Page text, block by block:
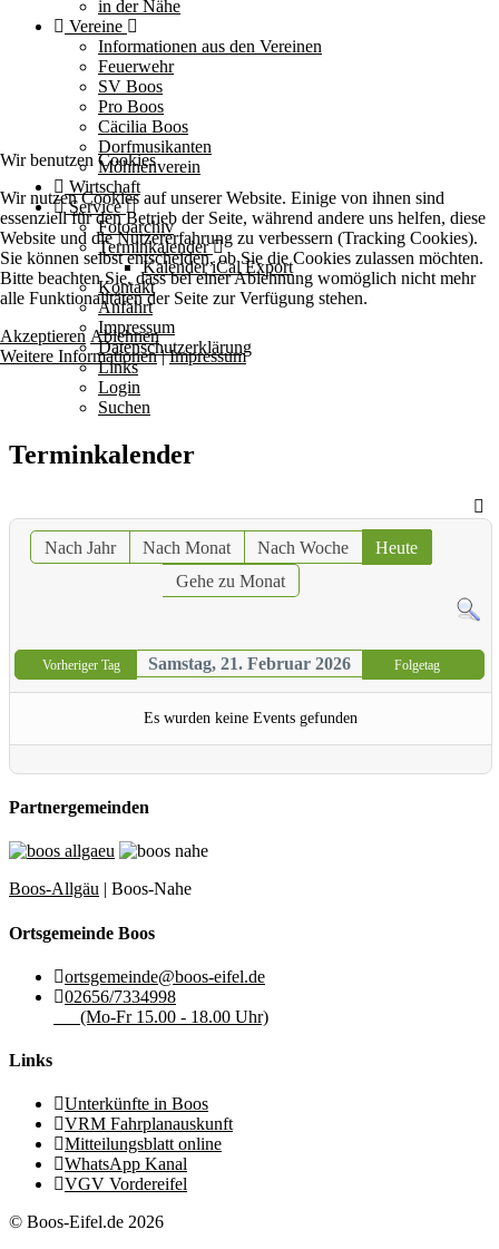
in der Nähe
Vereine
Informationen aus den Vereinen
Feuerwehr
SV Boos
Pro Boos
Cäcilia Boos
Dorfmusikanten
Möhnenverein
Wirtschaft
Service
Fotoarchiv
Terminkalender
Kalender iCal Export
Kontakt
Anfahrt
Impressum
Datenschutzerklärung
Links
Login
Suchen
Terminkalender
Nach Jahr Nach Monat Nach Woche
Heute
Gehe zu Monat
Vorheriger Tag Samstag, 21. Februar 2026 Folgetag
Es wurden keine Events gefunden
Partnergemeinden
Boos-Allgäu | Boos-Nahe
Ortsgemeinde Boos
ortsgemeinde@boos-eifel.de
02656/7334998
(Mo-Fr 15.00 - 18.00 Uhr)
Links
Unterkünfte in Boos
VRM Fahrplanauskunft
Mitteilungsblatt online
WhatsApp Kanal
VGV Vordereifel
© Boos-Eifel.de 2026
Wir benutzen Cookies
Wir nutzen Cookies auf unserer Website. Einige von ihnen sind
essenziell für den Betrieb der Seite, während andere uns helfen, diese
Website und die Nutzererfahrung zu verbessern (Tracking Cookies).
Sie können selbst entscheiden, ob Sie die Cookies zulassen möchten.
Bitte beachten Sie, dass bei einer Ablehnung womöglich nicht mehr
alle Funktionalitäten der Seite zur Verfügung stehen.
Akzeptieren Ablehnen
Weitere Informationen|Impressum